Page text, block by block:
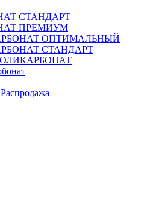
СТАНДАРТ
ПРЕМИУМ
ОПТИМАЛЬНЫЙ
СТАНДАРТ